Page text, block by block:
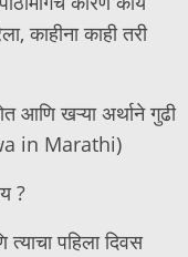
काहीना काही तरी
खऱ्या अर्थाने गुढी
in Marathi)
?
त्याचा पहिला दिवस